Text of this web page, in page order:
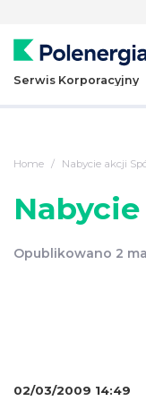
Serwis Korporacyjny
Home Nabycie akcji
Opublikowano 2
02/03/2009 14:49